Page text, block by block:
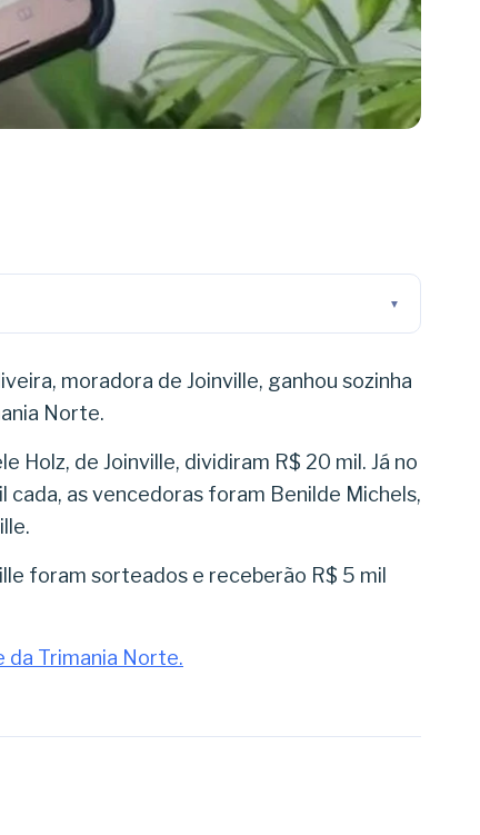
moradora de Joinville, ganhou sozinha
Norte.
Holz, de Joinville, dividiram R$ 20 mil. Já no
as vencedoras foram Benilde Michels,
foram sorteados e receberão R$ 5 mil
da Trimania Norte.